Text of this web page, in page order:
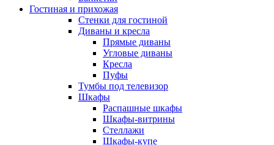
Гостиная и прихожая
Стенки для гостиной
Диваны и кресла
Прямые диваны
Угловые диваны
Кресла
Пуфы
Тумбы под телевизор
Шкафы
Распашные шкафы
Шкафы-витрины
Стеллажи
Шкафы-купе